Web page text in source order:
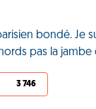
bondé. Je
pas la jambe
3 746